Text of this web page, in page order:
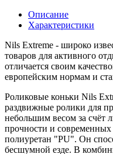
Описание
Характеристики
Nils Extreme - широко
товаров для активного
отличается своим
европейским нормам и
Роликовые коньки Nils
раздвижные ролики для
небольшим весом за счёт
прочности и
полиуретан "PU". Он
бесшумной езде. В